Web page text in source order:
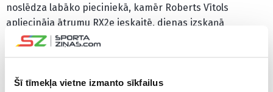
Šī tīmekļa vietne izmanto sīkfailus
noslēdza labāko pieciniekā, kamēr Roberts Vītols
apliecināja ātrumu RX2e ieskaitē, dienas izskaņā
ierindojoties trešajā vietā. Baumanis pirmajā kvalifikācijā
rezultātu un piekāpjoties vienīgi Enco Idem no Beļģijas un